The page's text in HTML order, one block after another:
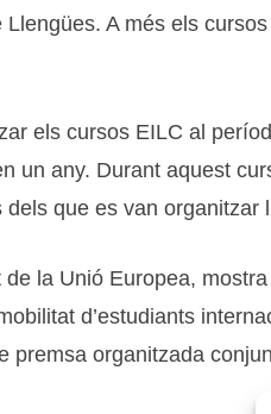
A més els
els cursos EILC al
un any. Durant aquest
que es van organitzar
la Unió Europea,
d’estudiants
premsa organitzada